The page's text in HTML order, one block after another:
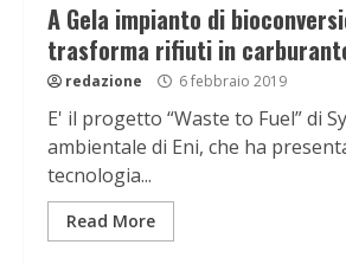
A Gela impianto di
trasforma rifiuti in
redazione 6 febbraio 2019
E' il progetto “Waste to Fuel” di
ambientale di Eni, che ha
tecnologia...
Read More